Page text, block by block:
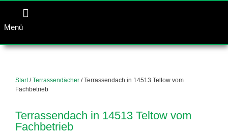
Menü
Start/Terrassendächer / Terrassendach in 14513 Teltow vom
Fachbetrieb
Terrassendach in 14513 Teltow vom
Fachbetrieb